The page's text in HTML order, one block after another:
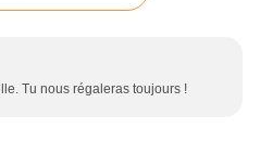
Tu nous régaleras toujours !